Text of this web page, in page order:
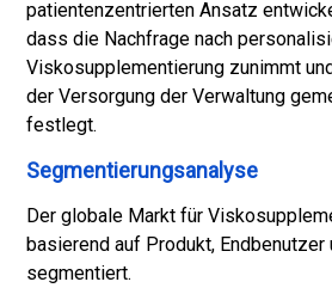
patientenzentrierten Ansatz
dass die Nachfrage nach
Viskosupplementierung zunimmt
der Versorgung der Verwaltung
festlegt.
Segmentierungsanalyse
Der globale Markt für
basierend auf Produkt, Endbenutzer
segmentiert.